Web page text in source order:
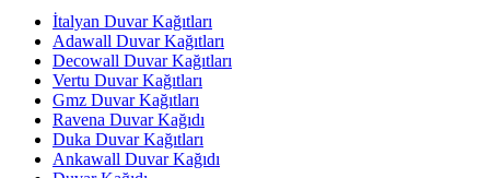
İtalyan Duvar Kağıtları
Adawall Duvar Kağıtları
Decowall Duvar Kağıtları
Vertu Duvar Kağıtları
Gmz Duvar Kağıtları
Ravena Duvar Kağıdı
Duka Duvar Kağıtları
Ankawall Duvar Kağıdı